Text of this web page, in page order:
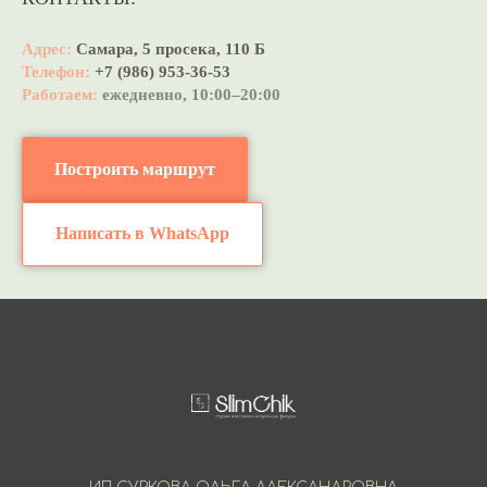
Адрес: Самара, 5 просека, 110 Б
Телефон: +7 (986) 953-36-53
Работаем: ежедневно, 10:00–20:00
Построить маршрут
Написать в WhatsApp